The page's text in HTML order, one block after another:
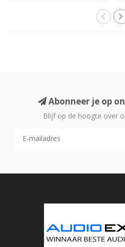
Abonneer je op
Blijf op de hoogte over